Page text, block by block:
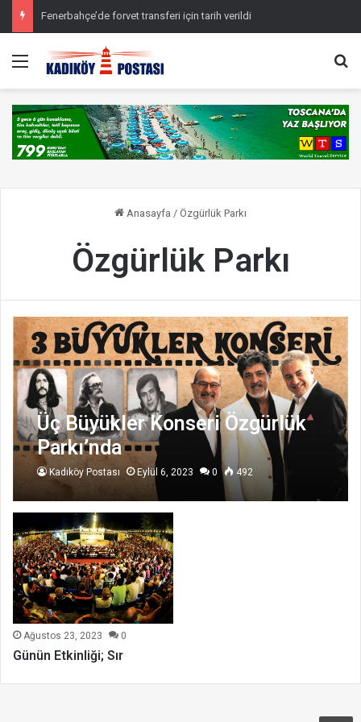
Fenerbahçe’de forvet transferi için tarih verildi
Menü
Anasayfa / Özgürlük Parkı
Özgürlük Parkı
Üç Büyükler Konseri Özgürlük
Parkı’nda
Kadıköy Postası Eylül 6, 2023 0 492
Ağustos 23, 2023 0
Günün Etkinliği; Sır